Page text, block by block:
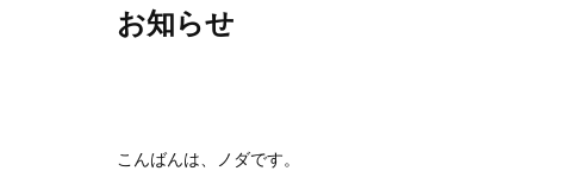
お知らせ
こんばんは、ノダです。